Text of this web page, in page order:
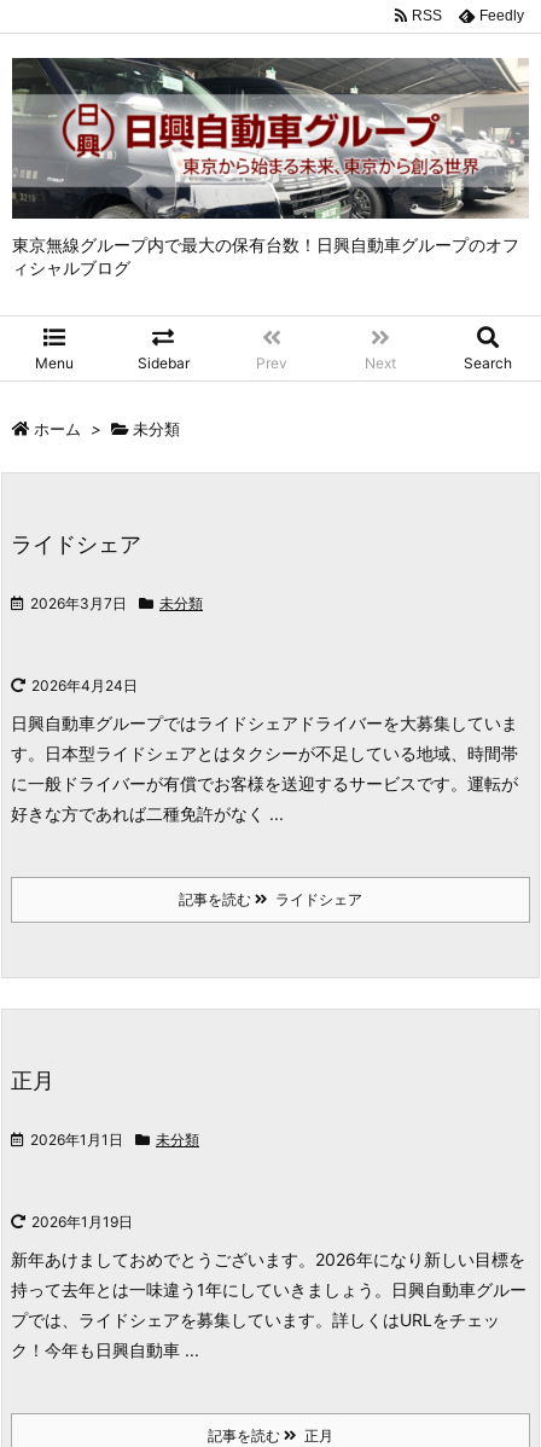
東京無線グループ内で最大の保有台数！日興自動車グループのオフ
ィシャルブログ
Menu Sidebar Prev Next Search
RSS Feedly
ホーム > 未分類
ライドシェア
2026年3月7日 未分類
2026年4月24日
日興自動車グループではライドシェアドライバーを大募集していま
す。
日本型ライドシェアとはタクシーが不足している地域、時間帯
に一般ドライバーが有償でお客様を送迎するサービスです。 運転が
好きな方であれば二種免許がなく ...
記事を読む ライドシェア
正月
2026年1月1日 未分類
2026年1月19日
新年あけましておめでとうございます。2026年になり新しい目標を
持って去年とは一味違う1年にしていきましょう。
日興自動車グルー
プでは、ライドシェアを募集しています。詳しくはURLをチェッ
ク！ 今年も日興自動車 ...
記事を読む 正月